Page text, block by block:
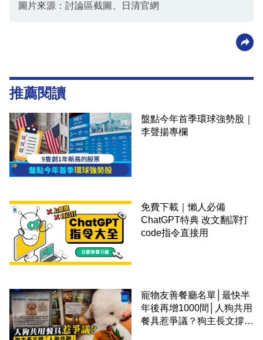
圖片來源：討論區截圖、日清官網
推薦閱讀
盤點今年首季環球強勢股｜
李聲揚專欄
免費下載｜懶人必備
ChatGPT特典 改文翻譯打
code指令直接用
寵物友善餐廳名單│最快半
年後再增1000間│人狗共用
餐具惹爭議？狗主長文撐